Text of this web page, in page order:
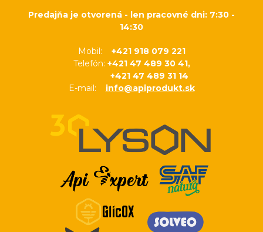
Predajňa je otvorená - len pracovné dni: 7:30 -
14:30
Mobil: +421 918 079 221
Telefón: +421 47 489 30 41,
+421 47 489 31 14
E-mail: info@apiprodukt.sk